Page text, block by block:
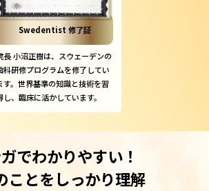
Swedentist 修了証
長 小沼正樹は、スウェーデンの
科研修プログラムを修了してい
す。世界基準の知識と技術を習
し、臨床に活かしています。
でわかりやすい！
ことをしっかり理解